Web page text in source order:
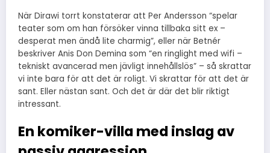
När Dirawi torrt konstaterar att Per Andersson “spelar
teater som om han försöker vinna tillbaka sitt ex –
desperat men ändå lite charmig”, eller när Betnér
beskriver Anis Don Demina som “en ringlight med wifi –
tekniskt avancerad men jävligt innehållslös” – så skrattar
vi inte bara för att det är roligt. Vi skrattar för att det är
sant. Eller nästan sant. Och det är där det blir riktigt
intressant.
En komiker-villa med inslag av